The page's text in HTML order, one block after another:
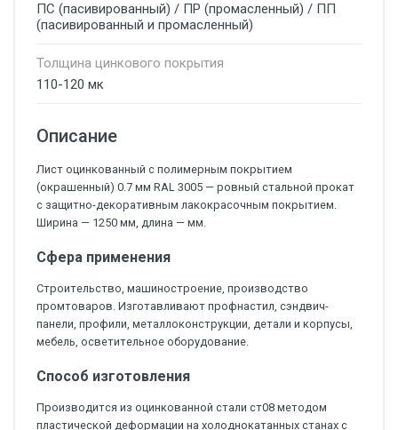
ПС (пасивированный) / ПР (промасленный) / ПП
(пасивированный и промасленный)
Толщина цинкового покрытия
110-120 мк
Описание
Лист оцинкованный с полимерным покрытием
(окрашенный) 0.7 мм RAL 3005 — ровный стальной прокат
с защитно-декоративным лакокрасочным покрытием.
Ширина — 1250 мм, длина — мм.
Сфера применения
Строительство, машиностроение, производство
промтоваров. Изготавливают профнастил, сэндвич-
панели, профили, металлоконструкции, детали и корпусы,
мебель, осветительное оборудование.
Способ изготовления
Производится из оцинкованной стали ст08 методом
пластической деформации на холоднокатанных станах с